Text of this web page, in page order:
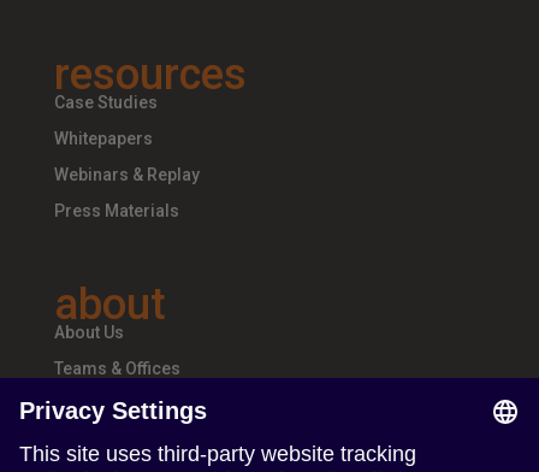
resources
Case Studies
Whitepapers
Webinars & Replay
Press Materials
about
About Us
Teams & Offices
Careers